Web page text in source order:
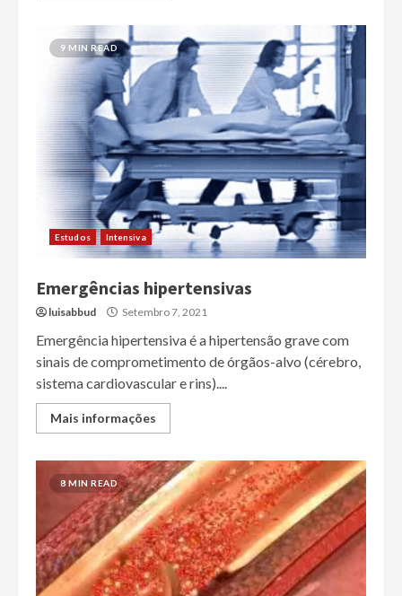
9 MIN READ
Estudos Intensiva
Emergências hipertensivas
luisabbud Setembro 7, 2021
Emergência hipertensiva é a hipertensão grave com
sinais de comprometimento de órgãos-alvo (cérebro,
sistema cardiovascular e rins)....
Mais informações
8 MIN READ